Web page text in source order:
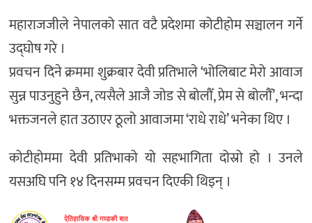
महाराजजीले नेपालको सात वटै प्रदेशमा कोटीहोम सञ्चालन गर्ने
उद्घोष गरे ।
प्रवचन दिने क्रममा शुक्रबार देवी प्रतिभाले ‘भोलिबाट मेरो आवाज
सुन्न पाउनुहुने छैन, त्यसैले आजै जोड से बोलौँ, प्रेम से बोलौँ’, भन्दा
भक्तजनले हात उठाएर ठूलो आवाजमा ‘राधे राधे’ भनेका थिए ।
कोटीहोममा देवी प्रतिभाको यो सहभागिता दोस्रो हो । उनले
यसअघि पनि १४ दिनसम्म प्रवचन दिएकी थिइन् ।